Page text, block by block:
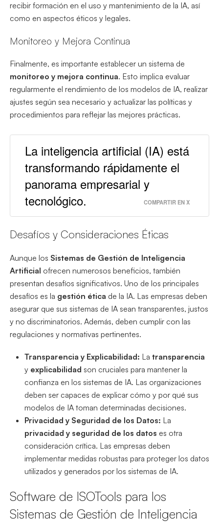
recibir formación en el uso y mantenimiento de la IA, así
como en aspectos éticos y legales.
Monitoreo y Mejora Continua
Finalmente, es importante establecer un sistema de
monitoreo y mejora continua. Esto implica evaluar
regularmente el rendimiento de los modelos de IA, realizar
ajustes según sea necesario y actualizar las políticas y
procedimientos para reflejar las mejores prácticas.
La inteligencia artificial (IA) está
transformando rápidamente el
panorama empresarial y
tecnológico.
COMPARTIR EN X
Desafíos y Consideraciones Éticas
Aunque los Sistemas de Gestión de Inteligencia
Artificial ofrecen numerosos beneficios, también
presentan desafíos significativos. Uno de los principales
desafíos es la gestión ética de la IA. Las empresas deben
asegurar que sus sistemas de IA sean transparentes, justos
y no discriminatorios. Además, deben cumplir con las
regulaciones y normativas pertinentes.
Transparencia y Explicabilidad: La transparencia
y explicabilidad son cruciales para mantener la
confianza en los sistemas de IA. Las organizaciones
deben ser capaces de explicar cómo y por qué sus
modelos de IA toman determinadas decisiones.
Privacidad y Seguridad de los Datos: La
privacidad y seguridad de los datos es otra
consideración crítica. Las empresas deben
implementar medidas robustas para proteger los datos
utilizados y generados por los sistemas de IA.
Software de ISOTools para los
Sistemas de Gestión de Inteligencia